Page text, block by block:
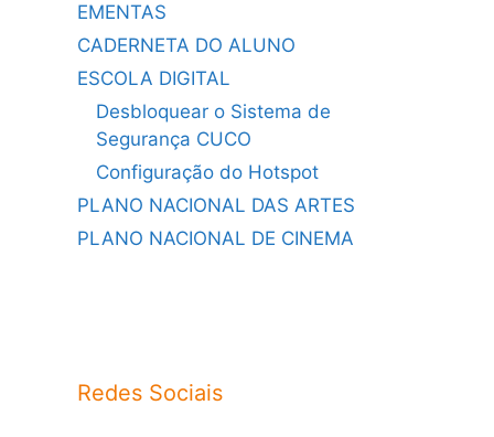
EMENTAS
CADERNETA DO ALUNO
ESCOLA DIGITAL
Desbloquear o Sistema de
Segurança CUCO
Configuração do Hotspot
PLANO NACIONAL DAS ARTES
PLANO NACIONAL DE CINEMA
Redes Sociais